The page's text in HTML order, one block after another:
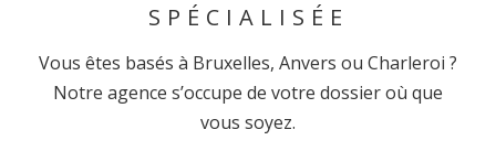
SPÉCIALISÉE
Vous êtes basés à Bruxelles, Anvers ou Charleroi ?
Notre agence s’occupe de votre dossier où que
vous soyez.